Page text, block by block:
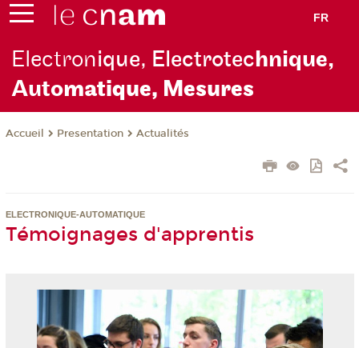
FR
Electronique, Electrotechnique,
Automatique, Mesures
Accueil Presentation Actualités
ELECTRONIQUE-AUTOMATIQUE
Témoignages d'apprentis